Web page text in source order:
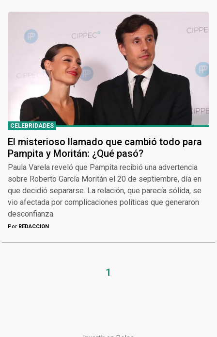
CELEBRIDADES
El misterioso llamado que cambió todo para
Pampita y Moritán: ¿Qué pasó?
Paula Varela reveló que Pampita recibió una advertencia
sobre Roberto García Moritán el 20 de septiembre, día en
que decidió separarse. La relación, que parecía sólida, se
vio afectada por complicaciones políticas que generaron
desconfianza.
Por REDACCION
1